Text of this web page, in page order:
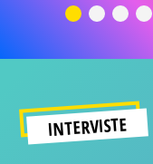
significato
INTERVISTE